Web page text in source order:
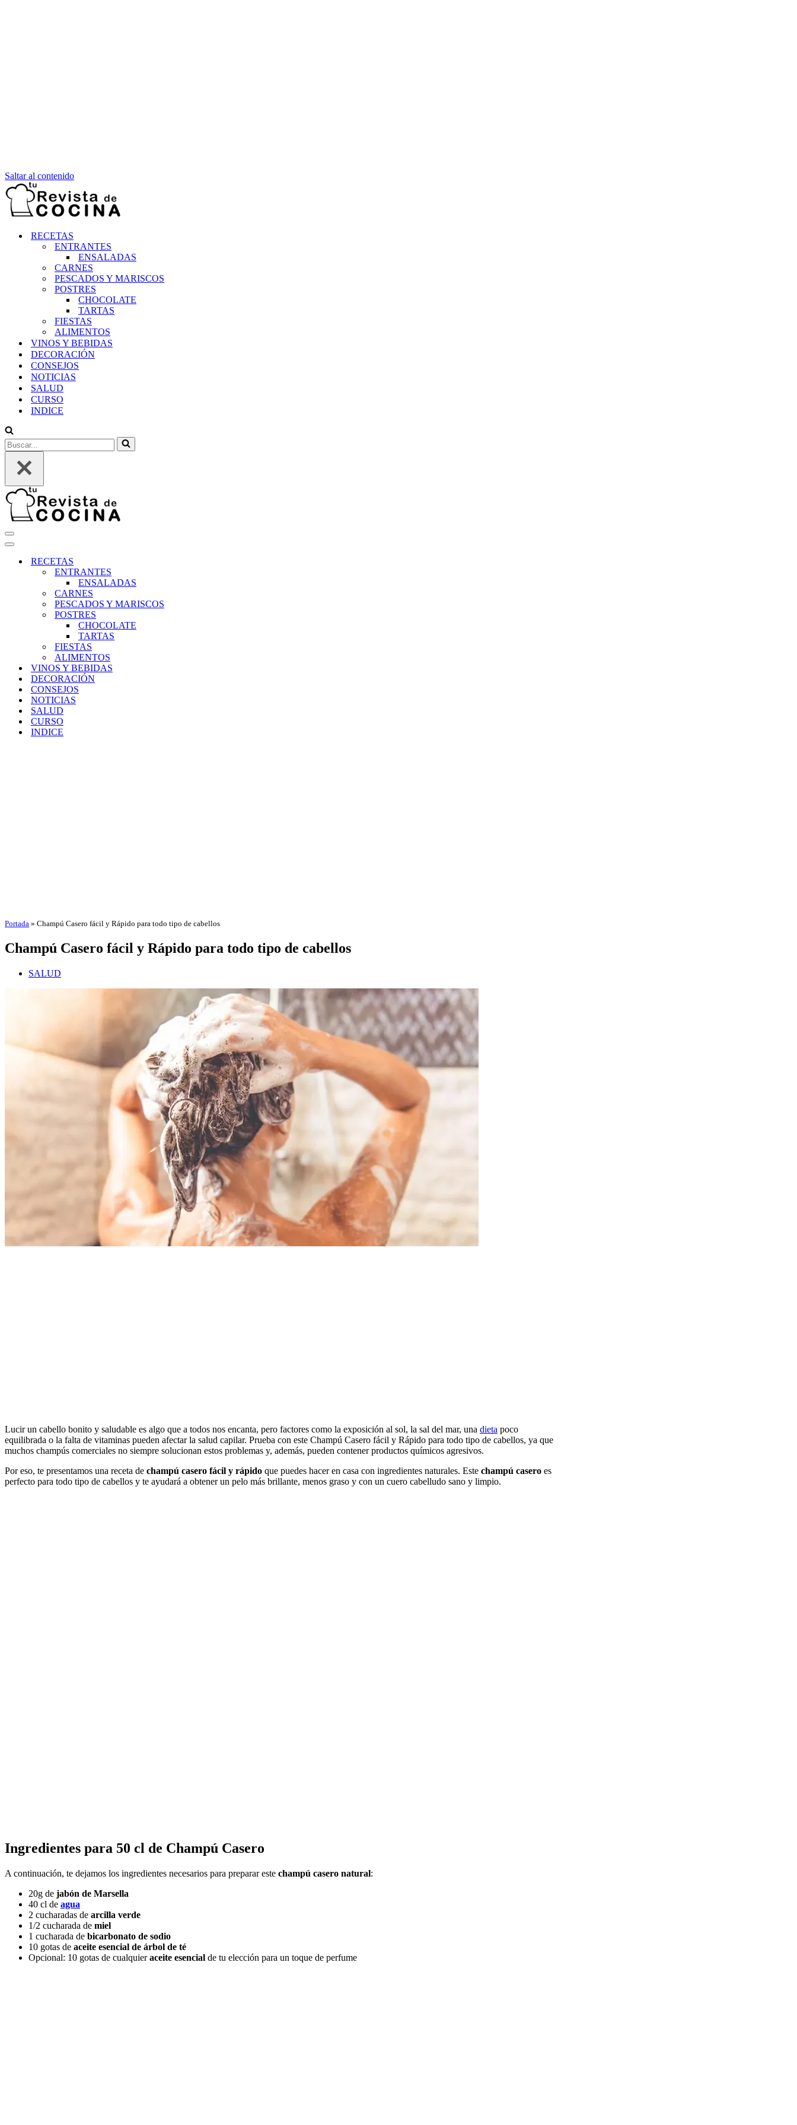
Saltar al contenido
RECETAS
ENTRANTES
ENSALADAS
CARNES
PESCADOS Y MARISCOS
POSTRES
CHOCOLATE
TARTAS
FIESTAS
ALIMENTOS
VINOS Y BEBIDAS
DECORACIÓN
CONSEJOS
NOTICIAS
SALUD
CURSO
INDICE
Buscar...
Menú
de
Menú
navegaciónRECETAS
ENTRANTES
ENSALADAS
CARNES
PESCADOS Y MARISCOS
POSTRES
CHOCOLATE
TARTAS
FIESTAS
ALIMENTOS
VINOS Y BEBIDAS
DECORACIÓN
CONSEJOS
NOTICIAS
SALUD
CURSO
INDICE
Portada » Champú Casero fácil y Rápido para todo tipo de cabellos
Champú Casero fácil y Rápido para todo tipo de cabellos
SALUD
Lucir un cabello bonito y saludable es algo que a todos nos encanta, pero factores como la exposición al sol, la sal del mar, una dieta poco
equilibrada o la falta de vitaminas pueden afectar la salud capilar. Prueba con este Champú Casero fácil y Rápido para todo tipo de cabellos, ya que
muchos champús comerciales no siempre solucionan estos problemas y, además, pueden contener productos químicos agresivos.
Por eso, te presentamos una receta de champú casero fácil y rápido que puedes hacer en casa con ingredientes naturales. Este champú casero es
perfecto para todo tipo de cabellos y te ayudará a obtener un pelo más brillante, menos graso y con un cuero cabelludo sano y limpio.
Ingredientes para 50 cl de Champú Casero
A continuación, te dejamos los ingredientes necesarios para preparar este champú casero natural:
20g de jabón de Marsella
40 cl de agua
2 cucharadas de arcilla verde
1/2 cucharada de miel
1 cucharada de bicarbonato de sodio
10 gotas de aceite esencial de árbol de té
Opcional: 10 gotas de cualquieraceite esencial de tu elección para un toque de perfume